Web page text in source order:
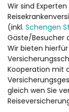
Wir sind
(inkl. Schengen
Gäste/Besucher
Wir bieten
Kooperation mit
gleich wen Sie